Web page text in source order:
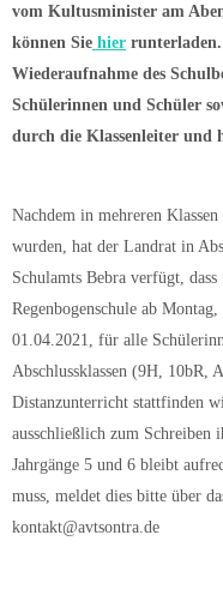
vom Kultusminister am
können Sie hier
Wiederaufnahme des
Schülerinnen und Schüler
durch die Klassenleiter und
Nachdem in mehreren
wurden, hat der Landrat in
Schulamts Bebra verfügt,
Regenbogenschule ab
01.04.2021, für alle
Abschlussklassen (9H, 10bR,
Distanzunterricht stattfinden
ausschließlich zum
Jahrgänge 5 und 6 bleibt
muss, meldet dies bitte über
kontakt@avtsontra.de